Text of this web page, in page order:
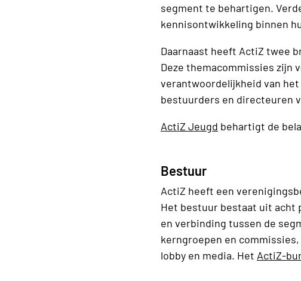
segment te behartigen.
kennisontwikkeling binnen
Daarnaast heeft ActiZ twee
Deze themacommissies zijn
verantwoordelijkheid van
bestuurders en directeuren
ActiZ Jeugd behartigt de
Bestuur
ActiZ heeft een
Het bestuur bestaat uit acht
en verbinding tussen de
kerngroepen en
lobby en media. Het ActiZ-